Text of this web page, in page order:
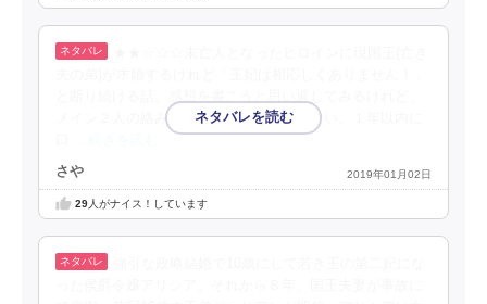
メイン２人の絡みが何も印象に残っていない。１年以内に
さや 2019年01月02日
29人がナイス！しています